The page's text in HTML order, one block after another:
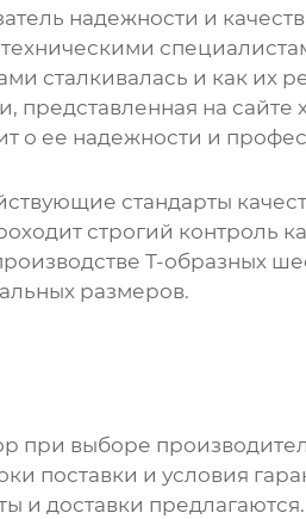
надежности и
сталкивалась и как их
на сайте
о ее надежности и
стандарты
строгий контроль
Т-образных
размеров.
при выборе
поставки и условия
и доставки предлагаются.